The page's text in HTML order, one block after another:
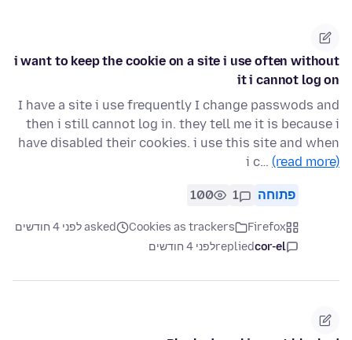
i want to keep the cookie on a site i use often without
it i cannot log on
I have a site i use frequently I change passwods and
then i still cannot log in. they tell me it is because i
have disabled their cookies. i use this site and when
i c… (read more)
פתוחה 1
100
Firefox
Cookies as trackers
asked לפני 4 חודשים
cor-el
repliedלפני 4 חודשים